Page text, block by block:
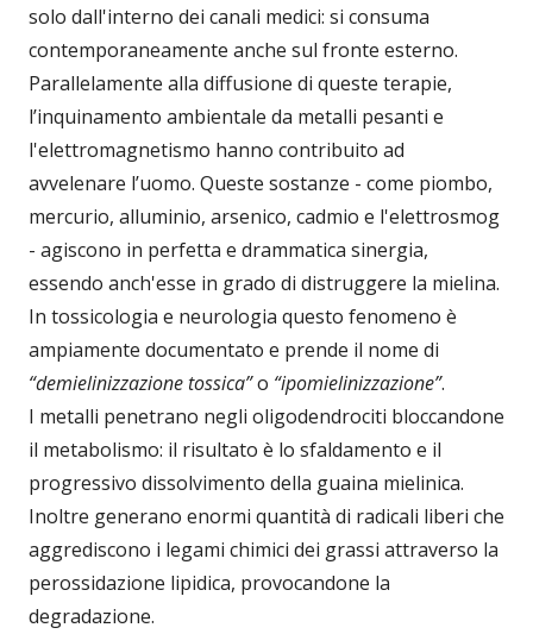
solo dall'interno dei canali medici: si consuma
contemporaneamente anche sul fronte esterno.
Parallelamente alla diffusione di queste terapie,
l’inquinamento ambientale da metalli pesanti e
l'elettromagnetismo hanno contribuito ad
avvelenare l’uomo. Queste sostanze - come piombo,
mercurio, alluminio, arsenico, cadmio e l'elettrosmog
- agiscono in perfetta e drammatica sinergia,
essendo anch'esse in grado di distruggere la mielina.
In tossicologia e neurologia questo fenomeno è
ampiamente documentato e prende il nome di
“demielinizzazione tossica”o “ipomielinizzazione”.
I metalli penetrano negli oligodendrociti bloccandone
il metabolismo: il risultato è lo sfaldamento e il
progressivo dissolvimento della guaina mielinica.
Inoltre generano enormi quantità di radicali liberi che
aggrediscono i legami chimici dei grassi attraverso la
perossidazione lipidica, provocandone la
degradazione.